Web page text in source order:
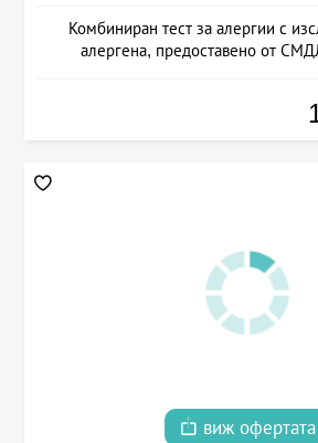
Комбиниран тест за алергии с
алергена, предоставено от
виж офертата